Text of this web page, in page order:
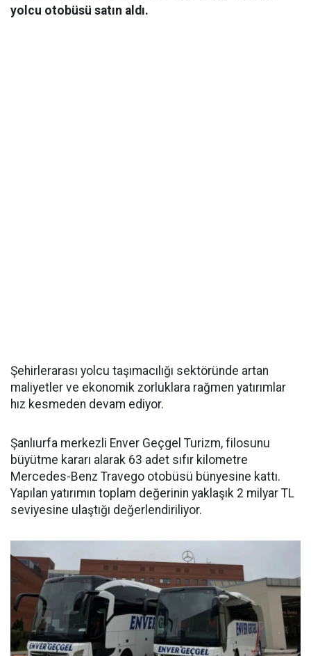
yolcu otobüsü satın aldı.
Şehirlerarası yolcu taşımacılığı sektöründe artan
maliyetler ve ekonomik zorluklara rağmen yatırımlar
hız kesmeden devam ediyor.
Şanlıurfa merkezli Enver Geçgel Turizm, filosunu
büyütme kararı alarak 63 adet sıfır kilometre
Mercedes-Benz Travego otobüsü bünyesine kattı.
Yapılan yatırımın toplam değerinin yaklaşık 2 milyar TL
seviyesine ulaştığı değerlendiriliyor.